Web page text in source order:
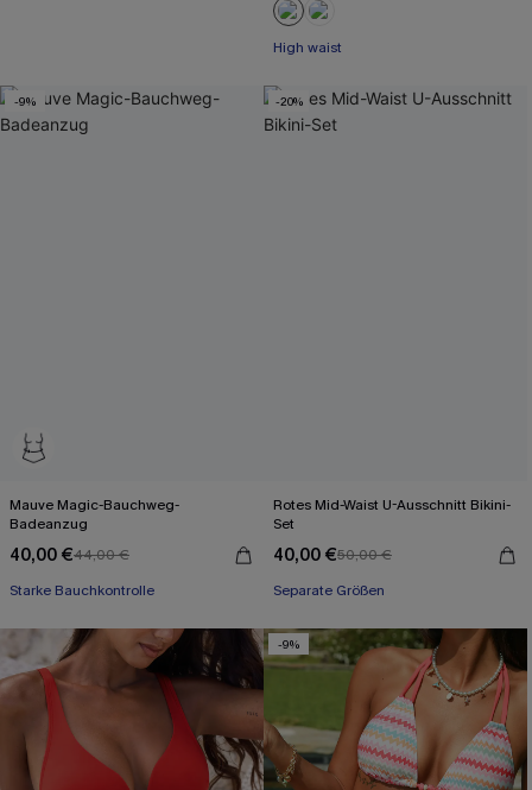
High waist
-9%
Mauve Magic-Bauchweg-
Badeanzug
40,00 €44,00 €
Starke Bauchkontrolle
-20%
Rotes Mid-Waist U-Ausschnitt Bikini-
Set
40,00 €50,00 €
Separate Größen
-9%